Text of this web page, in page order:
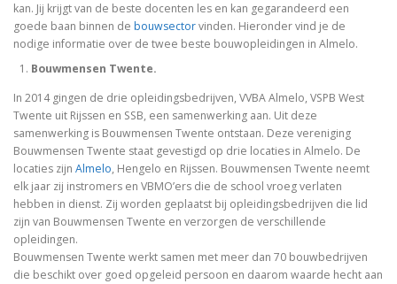
kan. Jij krijgt van de beste docenten les en kan gegarandeerd een
goede baan binnen de bouwsectorvinden. Hieronder vind je de
nodige informatie over de twee beste bouwopleidingen in Almelo.
Bouwmensen Twente.
In 2014 gingen de drie opleidingsbedrijven, VVBA Almelo, VSPB West
Twente uit Rijssen en SSB, een samenwerking aan. Uit deze
samenwerking is Bouwmensen Twente ontstaan. Deze vereniging
Bouwmensen Twente staat gevestigd op drie locaties in Almelo. De
locaties zijn Almelo, Hengelo en Rijssen. Bouwmensen Twente neemt
elk jaar zij instromers en VBMO’ers die de school vroeg verlaten
hebben in dienst. Zij worden geplaatst bij opleidingsbedrijven die lid
zijn van Bouwmensen Twente en verzorgen de verschillende
opleidingen.
Bouwmensen Twente werkt samen met meer dan 70 bouwbedrijven
die beschikt over goed opgeleid persoon en daarom waarde hecht aan